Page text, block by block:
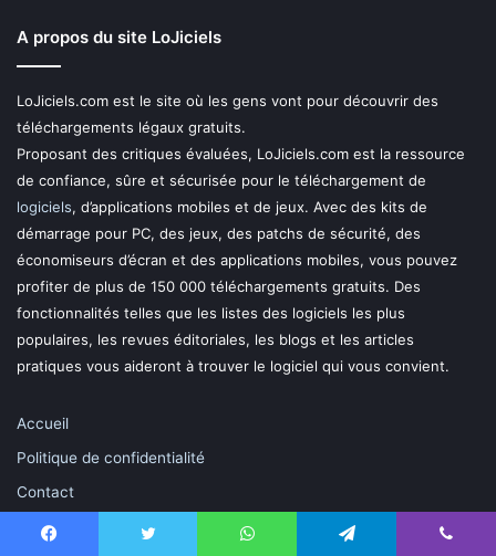
A propos du site LoJiciels
LoJiciels.com est le site où les gens vont pour découvrir des
téléchargements légaux gratuits.
Proposant des critiques évaluées, LoJiciels.com est la ressource
de confiance, sûre et sécurisée pour le téléchargement de
logiciels, d’applications mobiles et de jeux. Avec des kits de
démarrage pour PC, des jeux, des patchs de sécurité, des
économiseurs d’écran et des applications mobiles, vous pouvez
profiter de plus de 150 000 téléchargements gratuits. Des
fonctionnalités telles que les listes des logiciels les plus
populaires, les revues éditoriales, les blogs et les articles
pratiques vous aideront à trouver le logiciel qui vous convient.
Accueil
Politique de confidentialité
Contact